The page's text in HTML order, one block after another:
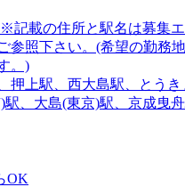
記載の住所と駅名は募集エ
参照下さい。(希望の勤務
。)
押上駅、西大島駅、とう
駅、大島(東京)駅、京成曳
OK